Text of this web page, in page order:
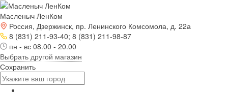
Масленыч ЛенКом
Россия, Дзержинск, пр. Ленинского Комсомола, д. 22а
8 (831) 211-93-40; 8 (831) 211-98-87
пн - вс 08.00 - 20.00
Выбрать другой магазин
Сохранить